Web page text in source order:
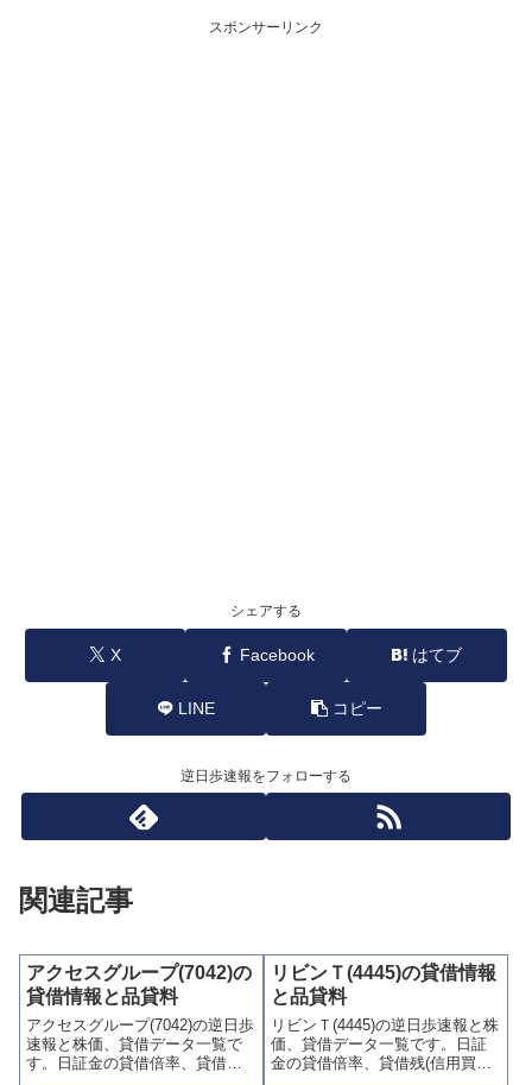
スポンサーリンク
シェアする
X Facebook はてブ
LINE コピー
逆日歩速報をフォローする
関連記事
アクセスグループ(7042)の
貸借情報と品貸料
アクセスグループ(7042)の逆日歩
速報と株価、貸借データ一覧で
す。日証金の貸借倍率、貸借残
リビンＴ(4445)の貸借情報
と品貸料
リビンＴ(4445)の逆日歩速報と株
価、貸借データ一覧です。日証
金の貸借倍率、貸借残(信用買